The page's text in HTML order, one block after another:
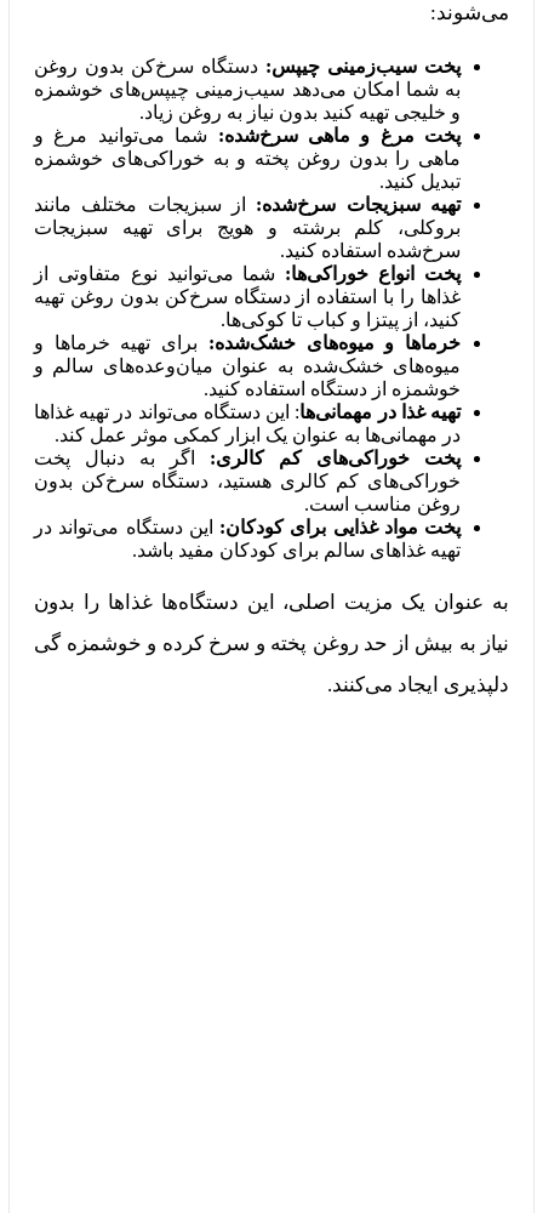
می‌شوند:
پخت سیب‌زمینی چیپس: دستگاه سرخ‌کن بدون روغن
به شما امکان می‌دهد سیب‌زمینی چیپس‌های خوشمزه
و خلیجی تهیه کنید بدون نیاز به روغن زیاد.
پخت مرغ و ماهی سرخ‌شده: شما می‌توانید مرغ و
ماهی را بدون روغن پخته و به خوراکی‌های خوشمزه
تبدیل کنید.
تهیه سبزیجات سرخ‌شده: از سبزیجات مختلف مانند
بروکلی، کلم برشته و هویج برای تهیه سبزیجات
سرخ‌شده استفاده کنید.
پخت انواع خوراکی‌ها: شما می‌توانید نوع متفاوتی از
غذاها را با استفاده از دستگاه سرخ‌کن بدون روغن تهیه
کنید، از پیتزا و کباب تا کوکی‌ها.
خرماها و میوه‌های خشک‌شده: برای تهیه خرماها و
میوه‌های خشک‌شده به عنوان میان‌وعده‌های سالم و
خوشمزه از دستگاه استفاده کنید.
تهیه غذا در مهمانی‌ها: این دستگاه می‌تواند در تهیه غذاها
در مهمانی‌ها به عنوان یک ابزار کمکی موثر عمل کند.
پخت خوراکی‌های کم کالری: اگر به دنبال پخت
خوراکی‌های کم کالری هستید، دستگاه سرخ‌کن بدون
روغن مناسب است.
پخت مواد غذایی برای کودکان: این دستگاه می‌تواند در
تهیه غذاهای سالم برای کودکان مفید باشد.
به عنوان یک مزیت اصلی، این دستگاه‌ها غذاها را بدون
نیاز به بیش از حد روغن پخته و سرخ‌ کرده و خوشمزه‌ گی
دلپذیری ایجاد می‌کنند.